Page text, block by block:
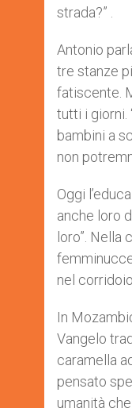
strada?” .
Antonio
tre stanze
fatiscente.
tutti i giorni.
bambini a
non
Oggi
anche loro
loro”.
nel
In
Vangelo
caramella
pensato
umanità